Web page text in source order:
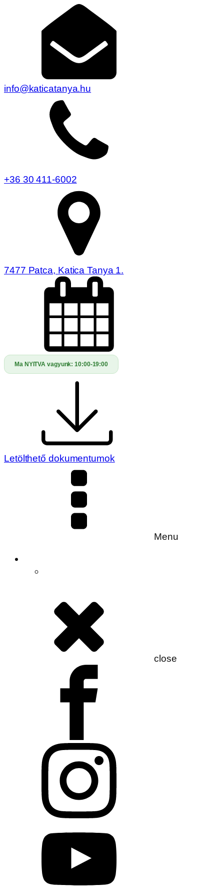
info@katicatanya.hu
+36 30 411-6002
7477 Patca, Katica Tanya 1.
Ma NYITVA vagyunk:10:00-19:00
Letölthető dokumentumok
Menu
close